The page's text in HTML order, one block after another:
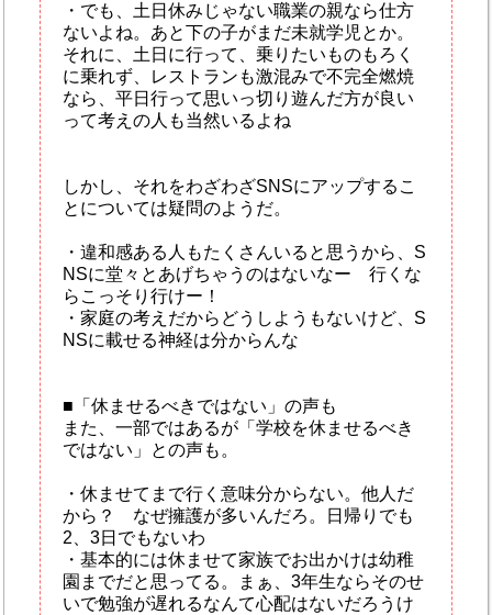
・でも、土日休みじゃない職業の親なら仕方
ないよね。あと下の子がまだ未就学児とか。
それに、土日に行って、乗りたいものもろく
に乗れず、レストランも激混みで不完全燃焼
なら、平日行って思いっ切り遊んだ方が良い
って考えの人も当然いるよね
しかし、それをわざわざSNSにアップするこ
とについては疑問のようだ。
・違和感ある人もたくさんいると思うから、S
NSに堂々とあげちゃうのはないなー 行くな
らこっそり行けー！
・家庭の考えだからどうしようもないけど、S
NSに載せる神経は分からんな
■「休ませるべきではない」の声も
また、一部ではあるが「学校を休ませるべき
ではない」との声も。
・休ませてまで行く意味分からない。他人だ
から？ なぜ擁護が多いんだろ。日帰りでも
2、3日でもないわ
・基本的には休ませて家族でお出かけは幼稚
園までだと思ってる。まぁ、3年生ならそのせ
いで勉強が遅れるなんて心配はないだろうけ